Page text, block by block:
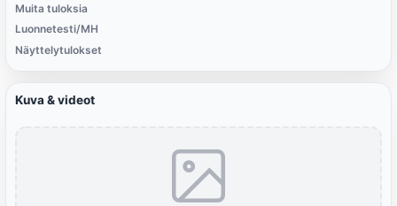
Muita tuloksia
Luonnetesti/MH
Näyttelytulokset
Kuva & videot